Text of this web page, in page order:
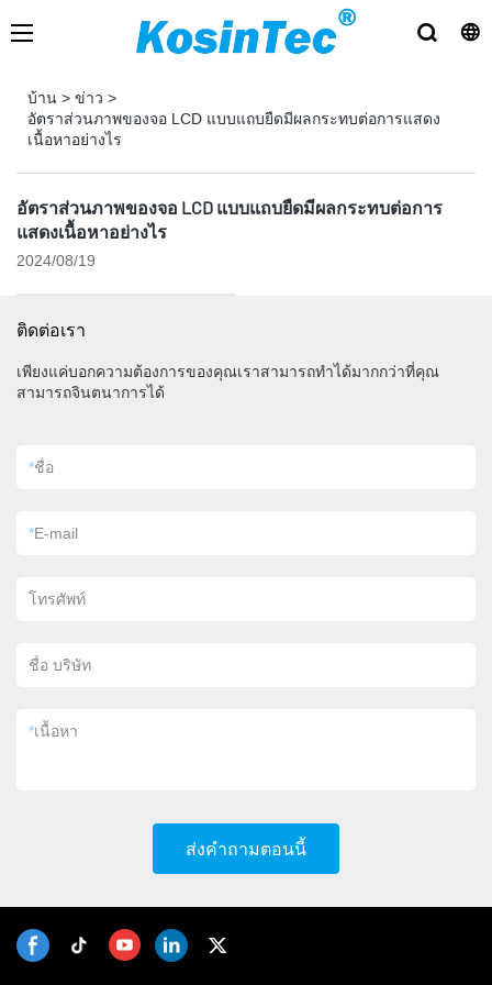
บ้าน > ข่าว >
อัตราส่วนภาพของจอ LCD แบบแถบยืดมีผลกระทบต่อการแสดง
เนื้อหาอย่างไร
อัตราส่วนภาพของจอ LCD แบบแถบยืดมีผลกระทบต่อการ
แสดงเนื้อหาอย่างไร
2024/08/19
ติดต่อเรา
เพียงแค่บอกความต้องการของคุณเราสามารถทำได้มากกว่าที่คุณ
สามารถจินตนาการได้
*ชื่อ
*E-mail
โทรศัพท์
ชื่อ บริษัท
*เนื้อหา
ส่งคำถามตอนนี้